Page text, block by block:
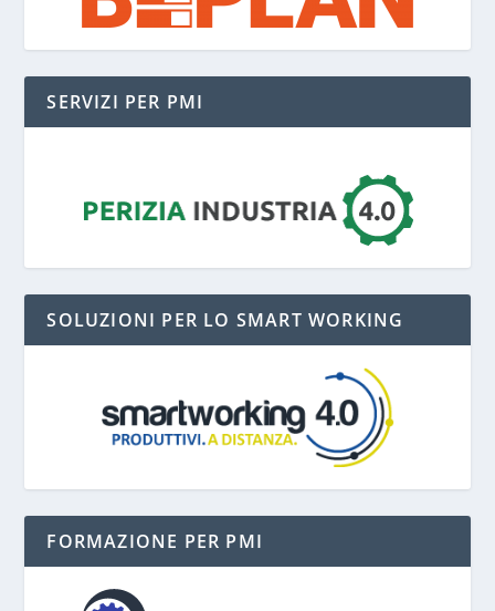
SERVIZI PER PMI
SOLUZIONI PER LO SMART WORKING
FORMAZIONE PER PMI